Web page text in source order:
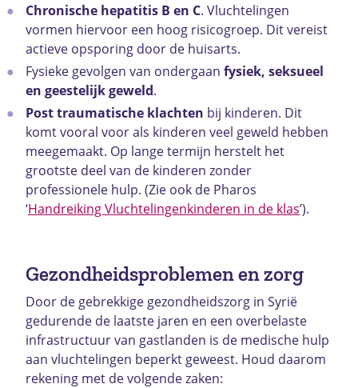
Chronische hepatitis B en C. Vluchtelingen
vormen hiervoor een hoog risicogroep. Dit vereist
actieve opsporing door de huisarts.
Fysieke gevolgen van ondergaan fysiek, seksueel
en geestelijk geweld.
Post traumatische klachten bij kinderen. Dit
komt vooral voor als kinderen veel geweld hebben
meegemaakt. Op lange termijn herstelt het
grootste deel van de kinderen zonder
professionele hulp. (Zie ook de Pharos
‘Handreiking Vluchtelingenkinderen in de klas’).
Gezondheidsproblemen en zorg
Door de gebrekkige gezondheidszorg in Syrië
gedurende de laatste jaren en een overbelaste
infrastructuur van gastlanden is de medische hulp
aan vluchtelingen beperkt geweest. Houd daarom
rekening met de volgende zaken: